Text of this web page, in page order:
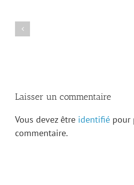
Laisser un commentaire
Vous devez être identifié pour
commentaire.